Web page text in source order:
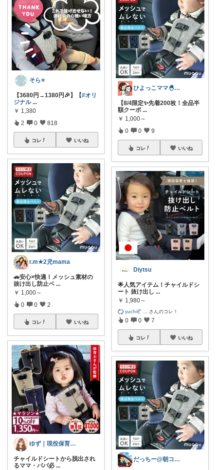
そら⭐️
【3680円→1380円🎉】【#オリ
ジナル ...
￥ 1,380
2 0 818
コレ いいね
r.m★2児mama
🚗安心×快適！メッシュ素材の
抜け出し防止ベ ...
￥ 1,000～
0 0 2
コレ いいね
ゆず｜現役保育士おすすめの育児グッズ🧸
チャイルドシートから脱出され
るママ・パパ必 ...
ひよっこママ🐣𓂃ゆるっと育児と暮らし
【8/4限定✨先着200枚！全品半
額クーポ ...
￥ 1,000～
0 0 9
コレ いいね
Diytsu
🌟人気アイテム！チャイルドシ
ート 抜け出し ...
￥ 1,980～
yuchi🥐 さんのコレ！
0 0 7
コレ いいね
だっちー@朝コレ5時🚗カー用品探求家